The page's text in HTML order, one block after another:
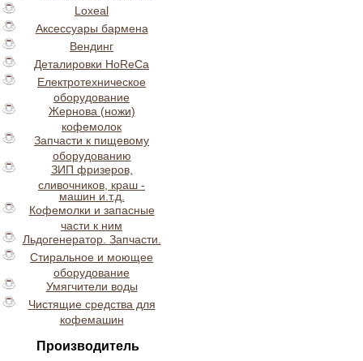
Loxeal
Аксессуары бармена
Вендинг
Деталировки HoReCa
Електротехническое
оборудование
Жернова (ножи)
кофемолок
Запчасти к пищевому
оборудованию
ЗИП фризеров,
сливочников, краш -
машин и.т.д.
Кофемолки и запасные
части к ним
Льдогенератор. Запчасти.
Стиральное и моющее
оборудование
Умягчители воды
Чистящие средства для
кофемашин
Производитель